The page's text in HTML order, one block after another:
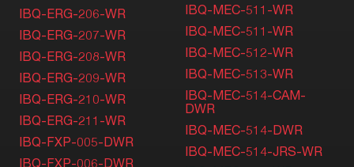
IBQ-ERG-206-WR
IBQ-ERG-207-WR
IBQ-ERG-208-WR
IBQ-ERG-209-WR
IBQ-ERG-210-WR
IBQ-ERG-211-WR
IBQ-FXP-005-DWR
IBQ-FXP-006-DWR
IBQ-MEC-511-WR
IBQ-MEC-511-WR
IBQ-MEC-512-WR
IBQ-MEC-513-WR
IBQ-MEC-514-CAM-
DWR
IBQ-MEC-514-DWR
IBQ-MEC-514-JRS-WR